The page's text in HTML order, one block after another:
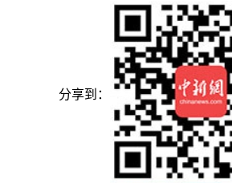
分享到：